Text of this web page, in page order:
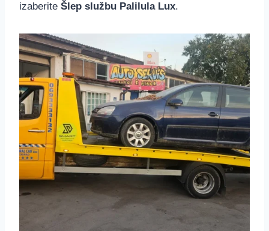
izaberite Šlep službu Palilula Lux.